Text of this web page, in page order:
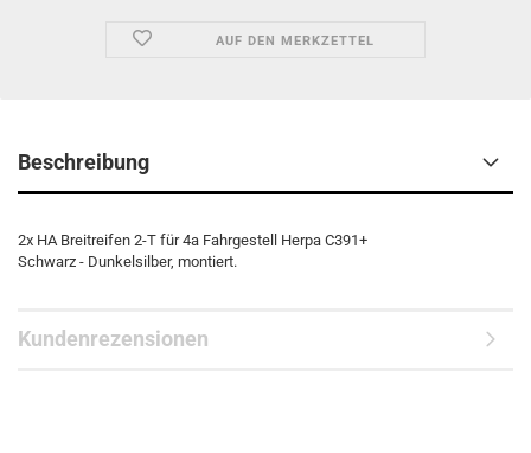
AUF DEN MERKZETTEL
Beschreibung
2x HA Breitreifen 2-T für 4a Fahrgestell Herpa C391+
Schwarz - Dunkelsilber, montiert.
Kundenrezensionen